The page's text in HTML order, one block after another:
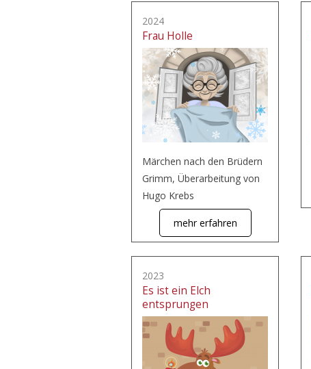
2024
Frau Holle
Märchen nach den Brüdern
Grimm, Überarbeitung von
Hugo Krebs
mehr erfahren
2023
Es ist ein Elch
entsprungen